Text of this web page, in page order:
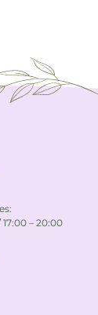
17:00 – 20:00